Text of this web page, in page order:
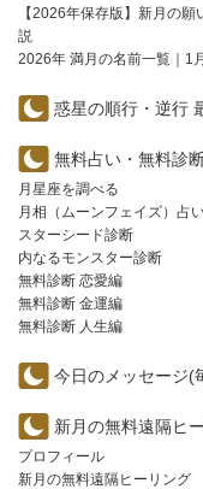
【2026年保存版】新月の
説
2026年 満月の名前一覧｜1
惑星の順行・逆行
無料占い・無料診
月星座を調べる
月相（ムーンフェイズ）占
スターシード診断
内なるモンスター診断
無料診断 恋愛編
無料診断 金運編
無料診断 人生編
今日のメッセージ(
新月の無料遠隔ヒ
プロフィール
新月の無料遠隔ヒーリング